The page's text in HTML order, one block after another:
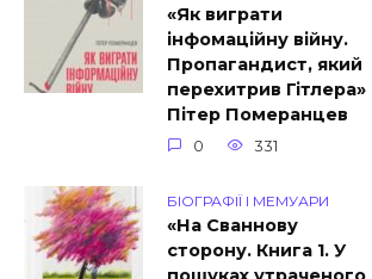
«Як виграти
інфомаційну війну.
Пропагандист, який
перехитрив Гітлера»
Пітер Померанцев
0 331
БІОГРАФІЇ І МЕМУАРИ
«На Сваннову
сторону. Книга 1. У